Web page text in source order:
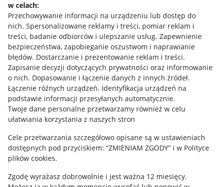
w celach:
Przechowywanie informacji na urządzeniu lub dostęp do
nich. Spersonalizowane reklamy i treści, pomiar reklam i
treści, badanie odbiorców i ulepszanie usług. Zapewnienie
bezpieczeństwa, zapobieganie oszustwom i naprawianie
błędów. Dostarczanie i prezentowanie reklam i treści.
Zapisanie decyzji dotyczących prywatności oraz informowanie
o nich. Dopasowanie i łączenie danych z innych źródeł.
Łączenie różnych urządzeń. Identyfikacja urządzeń na
podstawie informacji przesyłanych automatycznie.
Twoje dane personalne przetwarzamy również w celu
ułatwiania korzystania z naszych stron
Cele przetwarzania szczegółowo opisane są w ustawieniach
dostępnych pod przyciskiem: “ZMIENIAM ZGODY” i w Polityce
plików cookies.
Zgodę wyrażasz dobrowolnie i jest ważna 12 miesięcy.
Allegro Gadane dla sprzedających
Allegro Gadane dla kupujących
Mapa miejscowości
Informacje prawne
Regulamin
Polityka plików "cookies"
Ustawienia plików "cookies"
Udostępnianie lokalizacji
Informacje dla Aktu o Usługach Cyfrowych
Pobierz aplikację